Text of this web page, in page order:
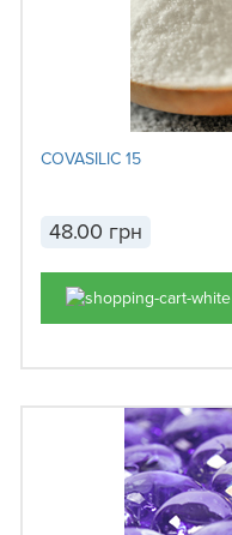
COVASILIC 15
48.00 грн